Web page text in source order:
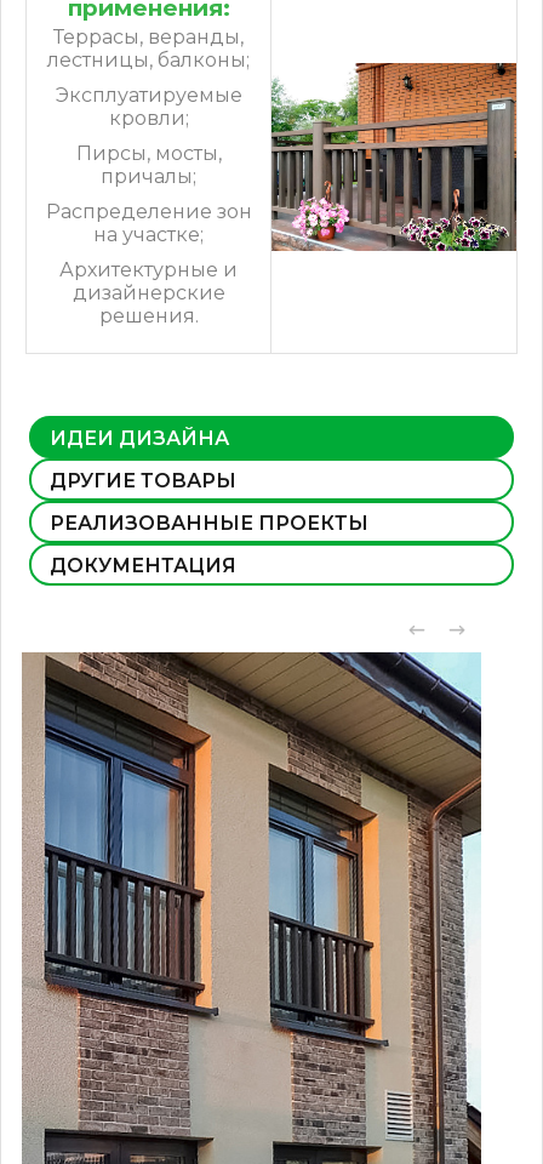
применения:
Террасы, веранды,
лестницы, балконы;
Эксплуатируемые
кровли;
Пирсы, мосты,
причалы;
Распределение зон
на участке;
Архитектурные и
дизайнерские
решения.
ИДЕИ ДИЗАЙНА
ДРУГИЕ ТОВАРЫ
РЕАЛИЗОВАННЫЕ ПРОЕКТЫ
ДОКУМЕНТАЦИЯ